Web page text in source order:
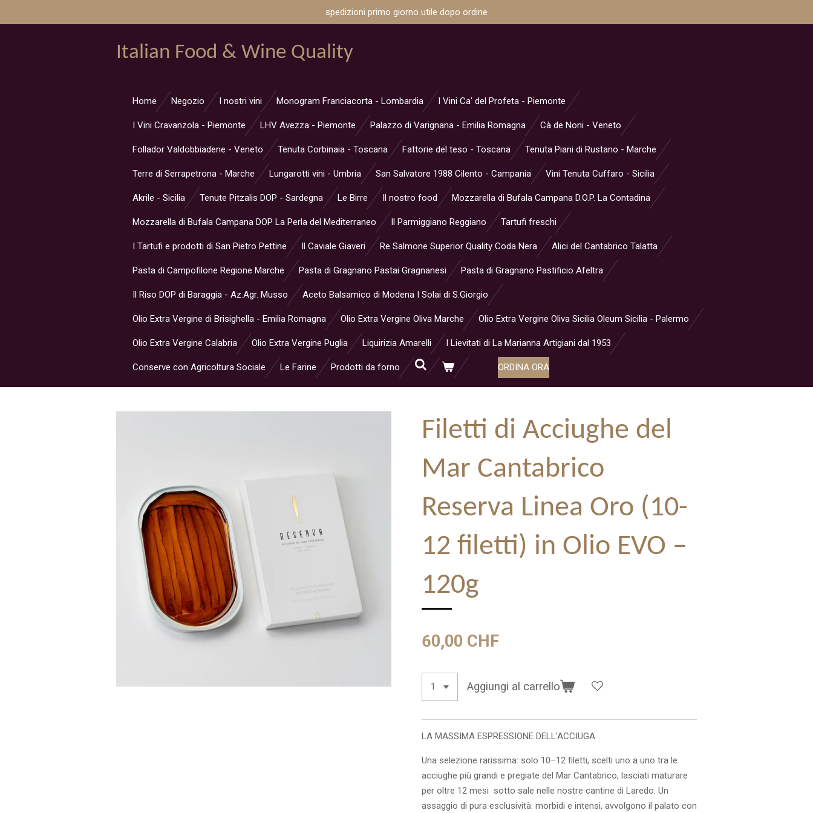
spedizioni primo giorno utile dopo ordine
Italian Food & Wine Quality
Home Negozio I nostri vini Monogram Franciacorta - Lombardia I Vini Ca' del Profeta - Piemonte
I Vini Cravanzola - Piemonte LHV Avezza - Piemonte Palazzo di Varignana - Emilia Romagna Cà de Noni - Veneto
Follador Valdobbiadene - Veneto Tenuta Corbinaia - Toscana Fattorie del teso - Toscana Tenuta Piani di Rustano - Marche
Terre di Serrapetrona - Marche Lungarotti vini - Umbria San Salvatore 1988 Cilento - Campania Vini Tenuta Cuffaro - Sicilia
Akrile - Sicilia Tenute Pitzalis DOP - Sardegna Le Birre Il nostro food Mozzarella di Bufala Campana D.O.P. La Contadina
Mozzarella di Bufala Campana DOP La Perla del Mediterraneo Il Parmiggiano Reggiano Tartufi freschi
I Tartufi e prodotti di San Pietro Pettine Il Caviale Giaveri Re Salmone Superior Quality Coda Nera Alici del Cantabrico Talatta
Pasta di Campofilone Regione Marche Pasta di Gragnano Pastai Gragnanesi Pasta di Gragnano Pastificio Afeltra
Il Riso DOP di Baraggia - Az.Agr. Musso Aceto Balsamico di Modena I Solai di S.Giorgio
Olio Extra Vergine di Brisighella - Emilia Romagna Olio Extra Vergine Oliva Marche Olio Extra Vergine Oliva Sicilia Oleum Sicilia - Palermo
Olio Extra Vergine Calabria Olio Extra Vergine Puglia Liquirizia Amarelli I Lievitati di La Marianna Artigiani dal 1953
Conserve con Agricoltura Sociale Le Farine Prodotti da forno ORDINA ORA
Filetti di Acciughe del
Mar Cantabrico
Reserva Linea Oro (10-
12 filetti) in Olio EVO –
120g
60,00 CHF
Aggiungi al carrello
LA MASSIMA ESPRESSIONE DELL'ACCIUGA
Una selezione rarissima: solo 10–12 filetti, scelti uno a uno tra le
acciughe più grandi e pregiate del Mar Cantabrico, lasciati maturare
per oltre 12 mesi sotto sale nelle nostre cantine di Laredo. Un
assaggio di pura esclusività: morbidi e intensi, avvolgono il palato con